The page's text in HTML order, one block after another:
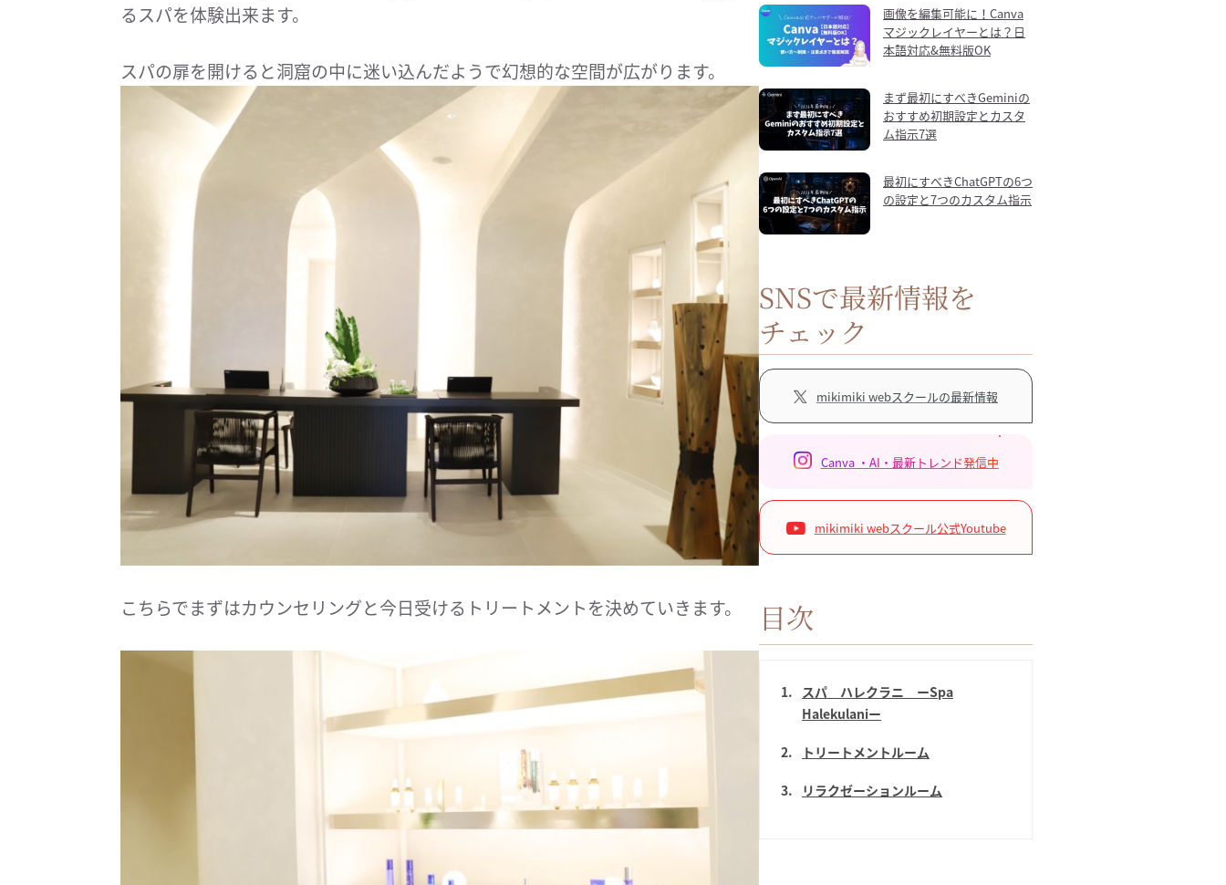
るスパを体験出来ます。
スパの扉を開けると洞窟の中に迷い込んだようで幻想的な空間が広がります。
こちらでまずはカウンセリングと今日受けるトリートメントを決めていきます。
画像を編集可能に！Canva
マジックレイヤーとは？日
本語対応&無料版OK
まず最初にすべきGeminiの
おすすめ初期設定とカスタ
ム指示7選
最初にすべきChatGPTの6つ
の設定と7つのカスタム指示
SNSで最新情報を
チェック
mikimiki webスクールの最新情報
Canva ・AI・最新トレンド発信中
mikimiki webスクール公式Youtube
目次
1
スパ ハレクラニ ーSpa
Halekulaniー
2 トリートメントルーム
3 リラクゼーションルーム